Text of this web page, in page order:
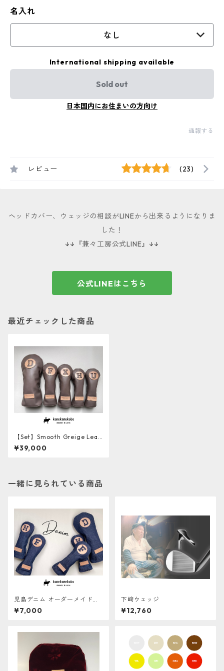
名入れ
なし
International shipping available
Sold out
日本国内にお住まいの方向け
通報する
レビュー (23)
ヘッドカバー、ウェッジの相談がLINEから出来るようになりま
した！
↓↓『兼々工房公式LINE』↓↓
公式LINEはこちら
最近チェックした商品
【Set】Smooth Greige Leat
her ソフト牛革ヘッドカバー
５本セット
¥39,000
一緒に見られている商品
児島デニム オーダーメイドヘ
ッドカバー【ERABERU】
¥7,000
下﨑ウェッジ
¥12,760